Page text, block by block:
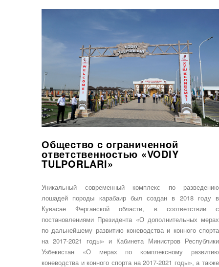
Общество с ограниченной
ответственностью «VODIY
TULPORLARI»
Уникальный современный комплекс по разведению
лошадей породы карабаир был создан в 2018 году в
Кувасае Ферганской области, в соответствии с
постановлениями Президента «О дополнительных мерах
по дальнейшему развитию коневодства и конного спорта
на 2017-2021 годы» и Кабинета Министров Республики
Узбекистан «О мерах по комплексному развитию
коневодства и конного спорта на 2017-2021 годы», а также